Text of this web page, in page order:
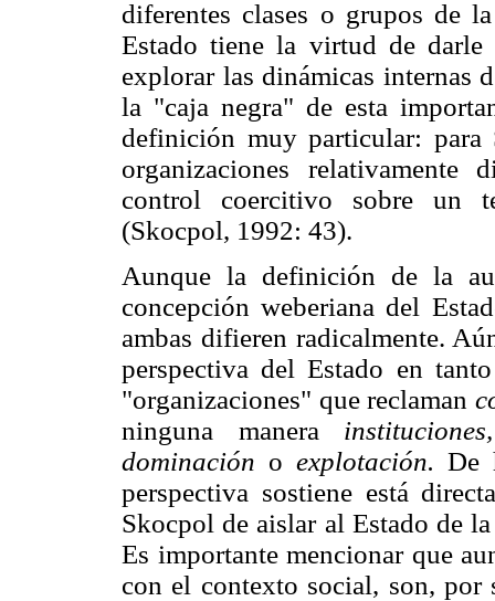
diferentes clases o grupos de
Estado tiene la virtud de
explorar las dinámicas internas
la "caja negra" de esta
definición muy particular:
organizaciones relativamente
control coercitivo sobre un
(Skocpol, 1992: 43).
Aunque la definición de la
concepción weberiana del
ambas difieren radicalmente.
perspectiva del Estado en
"organizaciones" que reclaman
ninguna manera
dominación o explotación. De
perspectiva sostiene está
Skocpol de aislar al Estado de
Es importante mencionar que
con el contexto social, son, por